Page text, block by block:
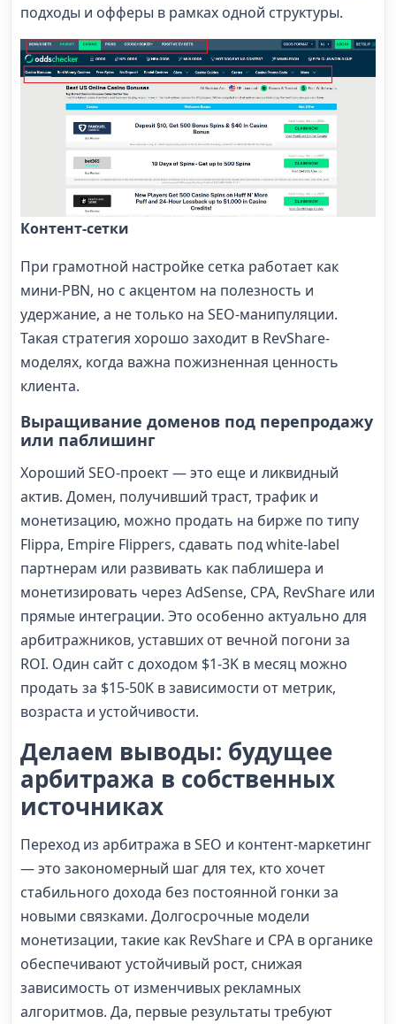
подходы и офферы в рамках одной структуры.
Контент-сетки
При грамотной настройке сетка работает как
мини-PBN, но с акцентом на полезность и
удержание, а не только на SEO-манипуляции.
Такая стратегия хорошо заходит в RevShare-
моделях, когда важна пожизненная ценность
клиента.
Выращивание доменов под перепродажу
или паблишинг
Хороший SEO-проект — это еще и ликвидный
актив. Домен, получивший траст, трафик и
монетизацию, можно продать на бирже по типу
Flippa, Empire Flippers, сдавать под white-label
партнерам или развивать как паблишера и
монетизировать через AdSense, CPA, RevShare или
прямые интеграции. Это особенно актуально для
арбитражников, уставших от вечной погони за
ROI. Один сайт с доходом $1-3K в месяц можно
продать за $15-50K в зависимости от метрик,
возраста и устойчивости.
Делаем выводы: будущее
арбитража в собственных
источниках
Переход из арбитража в SEO и контент-маркетинг
— это закономерный шаг для тех, кто хочет
стабильного дохода без постоянной гонки за
новыми связками. Долгосрочные модели
монетизации, такие как RevShare и CPA в органике
обеспечивают устойчивый рост, снижая
зависимость от изменчивых рекламных
алгоритмов. Да, первые результаты требуют